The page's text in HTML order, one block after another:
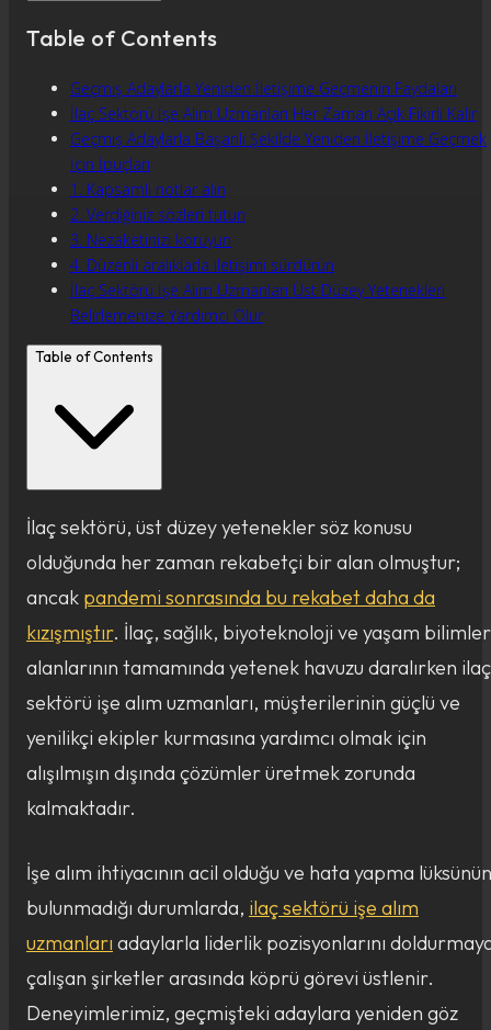
Table of Contents
Geçmiş Adaylarla Yeniden İletişime Geçmenin Faydaları
İlaç Sektörü İşe Alım Uzmanları Her Zaman Açık Fikirli Kalır
Geçmiş Adaylarla Başarılı Şekilde Yeniden İletişime Geçmek
İçin İpuçları
1. Kapsamlı notlar alın
2. Verdiğiniz sözleri tutun
3. Nezaketinizi koruyun
4. Düzenli aralıklarla iletişimi sürdürün
İlaç Sektörü İşe Alım Uzmanları Üst Düzey Yetenekleri
Belirlemenize Yardımcı Olur
Table of Contents
İlaç sektörü, üst düzey yetenekler söz konusu
olduğunda her zaman rekabetçi bir alan olmuştur;
ancak pandemi sonrasında bu rekabet daha da
kızışmıştır. İlaç, sağlık, biyoteknoloji ve yaşam
alanlarının tamamında yetenek havuzu daralırken ilaç
sektörü işe alım uzmanları, müşterilerinin güçlü ve
yenilikçi ekipler kurmasına yardımcı olmak için
alışılmışın dışında çözümler üretmek zorunda
kalmaktadır.
İşe alım ihtiyacının acil olduğu ve hata yapma lüksünün
bulunmadığı durumlarda, ilaç sektörü işe alım
uzmanları adaylarla liderlik pozisyonlarını
çalışan şirketler arasında köprü görevi üstlenir.
Deneyimlerimiz, geçmişteki adaylara yeniden göz